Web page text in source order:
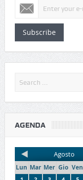
Subscribe
AGENDA
Agosto
Lun Mar Mer Gio Ven